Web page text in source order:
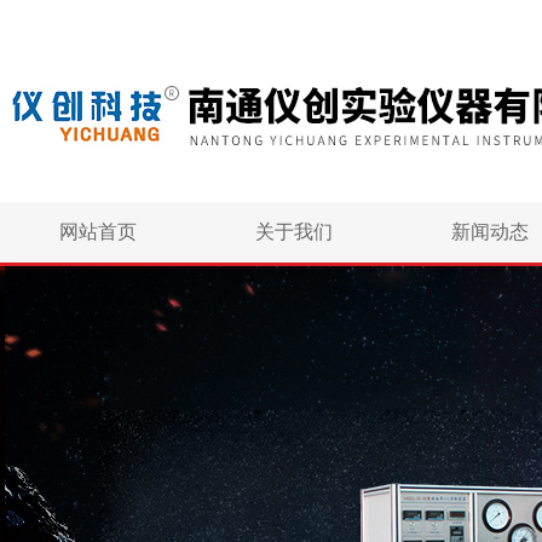
网站首页 关于我们 新闻动态